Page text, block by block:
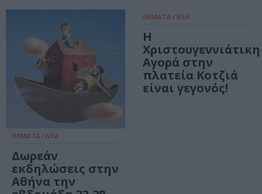
ΘΕΜΑΤΑ / ΝΕΑ
Δωρεάν
εκδηλώσεις στην
Αθήνα την
ΘΕΜΑΤΑ / ΝΕΑ
Η
Χριστουγεννιάτικη
Αγορά στην
πλατεία Κοτζιά
είναι γεγονός!